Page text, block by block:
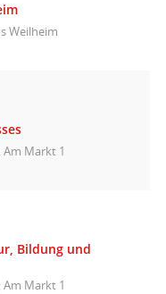
Weilheim
Am Markt 1
Bildung und
Am Markt 1